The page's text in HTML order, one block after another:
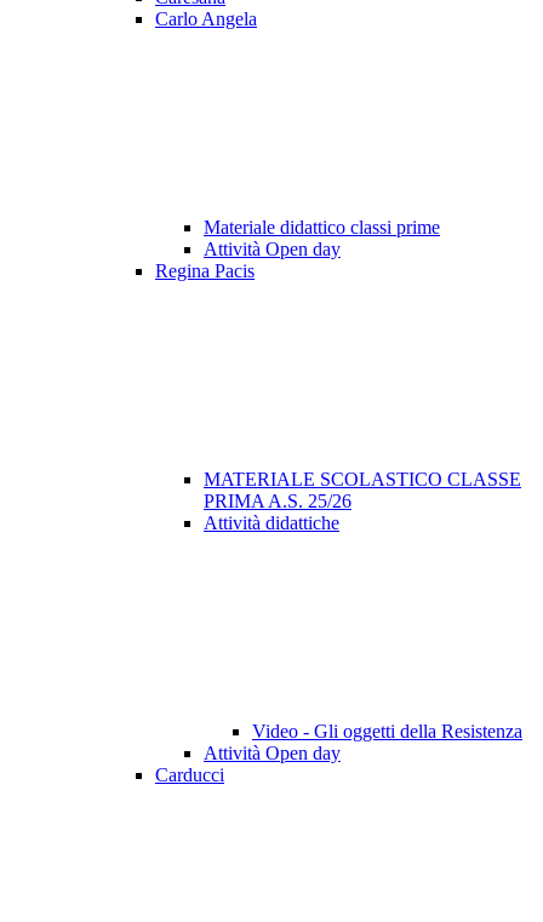
Carlo Angela
Materiale didattico classi prime
Attività Open day
Regina Pacis
MATERIALE SCOLASTICO CLASSE
PRIMA A.S. 25/26
Attività didattiche
Video - Gli oggetti della Resistenza
Attività Open day
Carducci